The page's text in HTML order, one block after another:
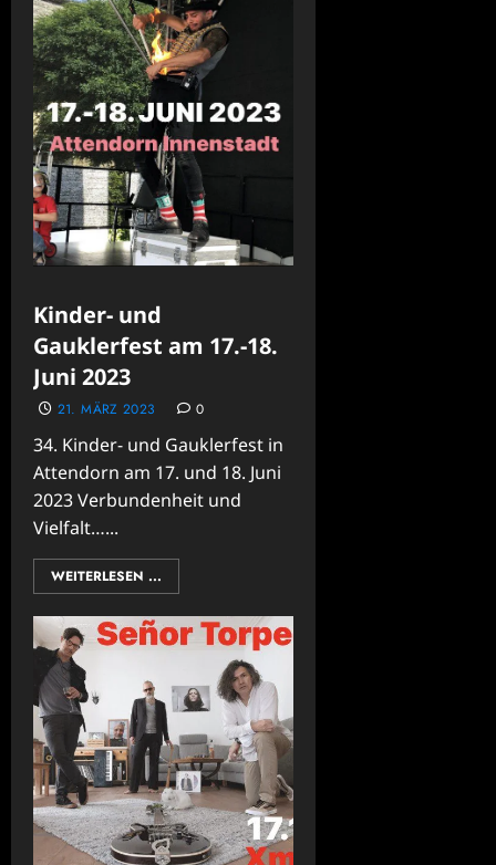
Kinder- und
Gauklerfest am 17.-18.
Juni 2023
21. MÄRZ 2023 0
34. Kinder- und Gauklerfest in
Attendorn am 17. und 18. Juni
2023 Verbundenheit und
Vielfalt…...
WEITERLESEN ...